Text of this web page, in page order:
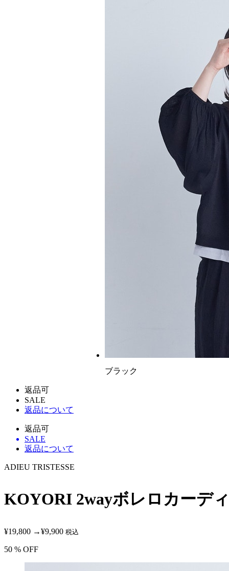
ブラック
返品可
SALE
返品について
返品可
SALE
返品について
ADIEU TRISTESSE
KOYORI 2wayボレロカーデ
¥19,800 →¥9,900 税込
50 % OFF